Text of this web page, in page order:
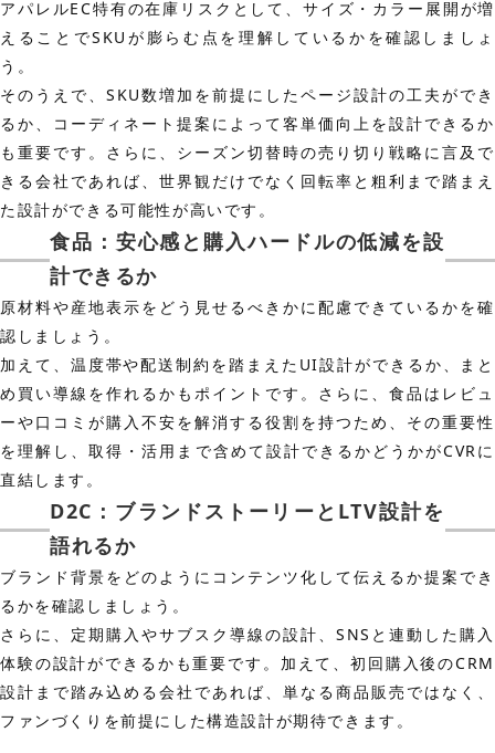
アパレルEC特有の在庫リスクとして、サイズ・カラー展開が増
えることでSKUが膨らむ点を理解しているかを確認しましょ
う。
そのうえで、SKU数増加を前提にしたページ設計の工夫ができ
るか、コーディネート提案によって客単価向上を設計できるか
も重要です。さらに、シーズン切替時の売り切り戦略に言及で
きる会社であれば、世界観だけでなく回転率と粗利まで踏まえ
た設計ができる可能性が高いです。
食品：安心感と購入ハードルの低減を設
計できるか
原材料や産地表示をどう見せるべきかに配慮できているかを確
認しましょう。
加えて、温度帯や配送制約を踏まえたUI設計ができるか、まと
め買い導線を作れるかもポイントです。さらに、食品はレビュ
ーや口コミが購入不安を解消する役割を持つため、その重要性
を理解し、取得・活用まで含めて設計できるかどうかがCVRに
直結します。
D2C：ブランドストーリーとLTV設計を
語れるか
ブランド背景をどのようにコンテンツ化して伝えるか提案でき
るかを確認しましょう。
さらに、定期購入やサブスク導線の設計、SNSと連動した購入
体験の設計ができるかも重要です。加えて、初回購入後のCRM
設計まで踏み込める会社であれば、単なる商品販売ではなく、
ファンづくりを前提にした構造設計が期待できます。